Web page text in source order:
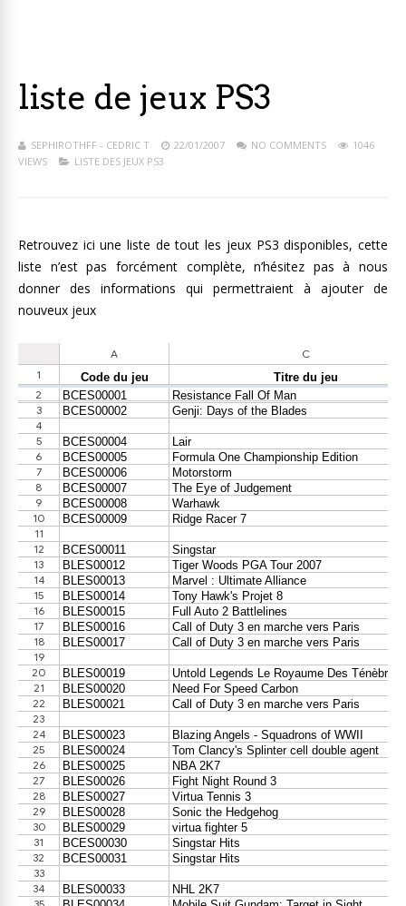
liste de jeux PS3
SEPHIROTHFF - CEDRIC T 22/01/2007 NO COMMENTS
1046
VIEWS
LISTE DES JEUX PS3
Retrouvez ici une liste de tout les jeux PS3 disponibles, cette
liste n’est pas forcément complète, n’hésitez pas à nous
donner des informations qui permettraient à ajouter de
nouveux jeux